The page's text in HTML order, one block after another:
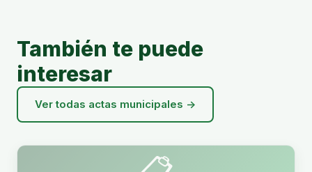
También te puede
interesar
Ver todas actas municipales →